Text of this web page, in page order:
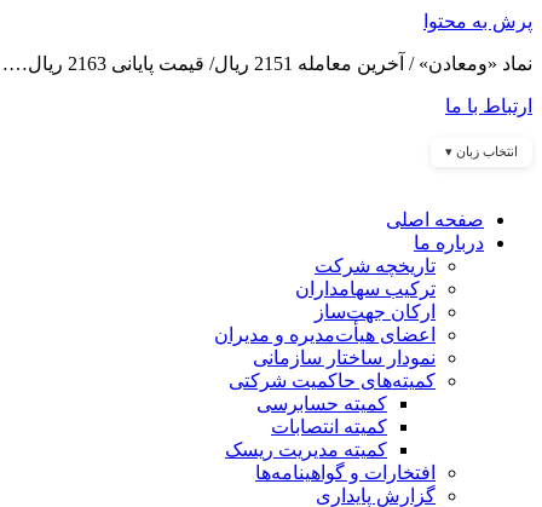
پرش به محتوا
نماد «ومعادن» / آخرین معامله 2151 ریال/ قیمت پایانی 2163 ریال……
ارتباط با ما
انتخاب زبان ▾
صفحه اصلی
درباره ما
تاریخچه شرکت
ترکیب سهامداران
ارکان جهت‌ساز
اعضای هیأت‌مدیره و مدیران
نمودار ساختار سازمانی
کمیته‌های حاکمیت شرکتی
کمیته حسابرسی
کمیته انتصابات
کمیته مدیریت ریسک
افتخارات و گواهینامه‌ها
گزارش پایداری